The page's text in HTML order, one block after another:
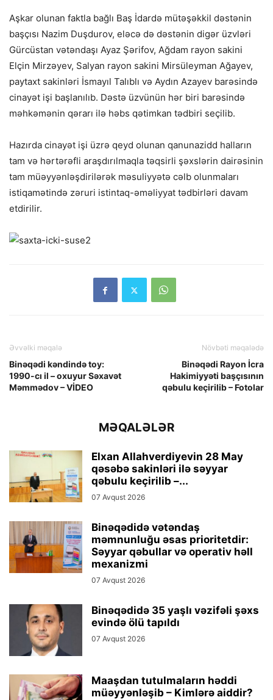
Aşkar olunan faktla bağlı Baş İdardə mütəşəkkil dəstənin
başçısı Nazim Duşdurov, eləcə də dəstənin digər üzvləri
Gürcüstan vətəndaşı Ayaz Şərifov, Ağdam rayon sakini
Elçin Mirzəyev, Salyan rayon sakini Mirsüleyman Ağayev,
paytaxt sakinləri İsmayıl Talıblı və Aydın Azayev barəsində
cinayət işi başlanılıb. Dəstə üzvünün hər biri barəsində
məhkəmənin qərarı ilə həbs qətimkan tədbiri seçilib.
Hazırda cinayət işi üzrə qeyd olunan qanunazidd halların
tam və hərtərəfli araşdırılmaqla təqsirli şəxslərin dairəsinin
tam müəyyənləşdirilərək məsuliyyətə cəlb olunmaları
istiqamətində zəruri istintaq-əməliyyat tədbirləri davam
etdirilir.
Əvvəlki məqalə
Binəqədi kəndində toy:
1990-cı il – oxuyur Səxavət
Məmmədov – VİDEO
Növbəti məqalədə
Binəqədi Rayon İcra
Hakimiyyəti başçısının
qəbulu keçirilib – Fotolar
MƏQALƏLƏR
Elxan Allahverdiyevin 28 May
qəsəbə sakinləri ilə səyyar
qəbulu keçirilib –...
07 Avqust 2026
Binəqədidə vətəndaş
məmnunluğu əsas prioritetdir:
Səyyar qəbullar və operativ həll
mexanizmi
07 Avqust 2026
Binəqədidə 35 yaşlı vəzifəli şəxs
evində ölü tapıldı
07 Avqust 2026
Maaşdan tutulmaların həddi
müəyyənləşib – Kimlərə aiddir?